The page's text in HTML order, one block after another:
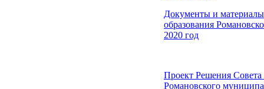
Документы и
образования
2020 год
Проект Решения Совета
Романовского